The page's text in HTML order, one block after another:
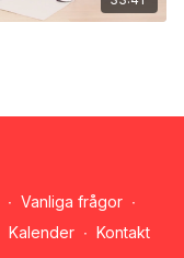
∙ Vanliga frågor ∙
Kalender ∙ Kontakt